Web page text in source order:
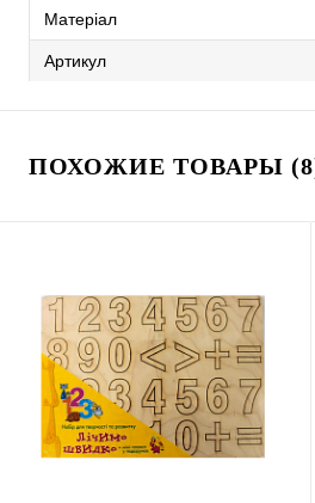
Матеріал
Артикул
ПОХОЖИЕ ТОВАРЫ